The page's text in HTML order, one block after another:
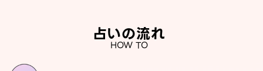
占いの流れ
HOW TO